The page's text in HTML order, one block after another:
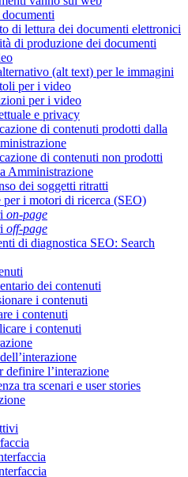
di lettura dei documenti elettronici
di produzione dei documenti
(alt text) per le immagini
per i video
per i video
e privacy
di contenuti prodotti dalla
di contenuti non prodotti
Amministrazione
dei soggetti ritratti
i motori di ricerca (SEO)
on-page
off-page
di diagnostica SEO: Search
dei contenuti
i contenuti
i contenuti
i contenuti
definire l’interazione
tra scenari e user stories